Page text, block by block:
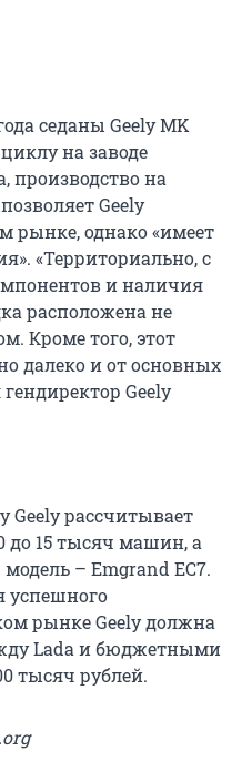
седаны Geely MK
на заводе
производство на
Geely
рынке, однако «имеет
«Территориально, с
и наличия
расположена не
Кроме того, этот
далеко и от основных
Geely
Geely рассчитывает
до 15 тысяч машин, а
– Emgrand EC7.
успешного
рынке Geely должна
Lada и бюджетными
тысяч рублей.